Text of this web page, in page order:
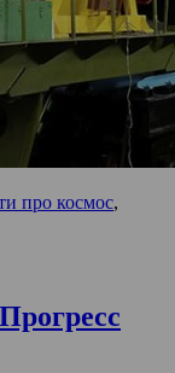
про космос,